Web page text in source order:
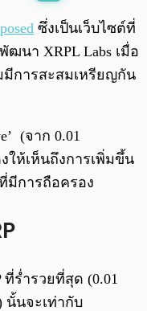
0:00 / 0:00
ซึ่งเป็นเว็บไซต์ที่
ฒนา XRPL Labs เมื่อ
มีการสะสมเหรียญกัน
(จาก 0.01
ให้เห็นถึงการเพิ่มขึ้น
มีการถือครอง
ร่ำรวยที่สุด (0.01
นั้นจะเท่ากับ